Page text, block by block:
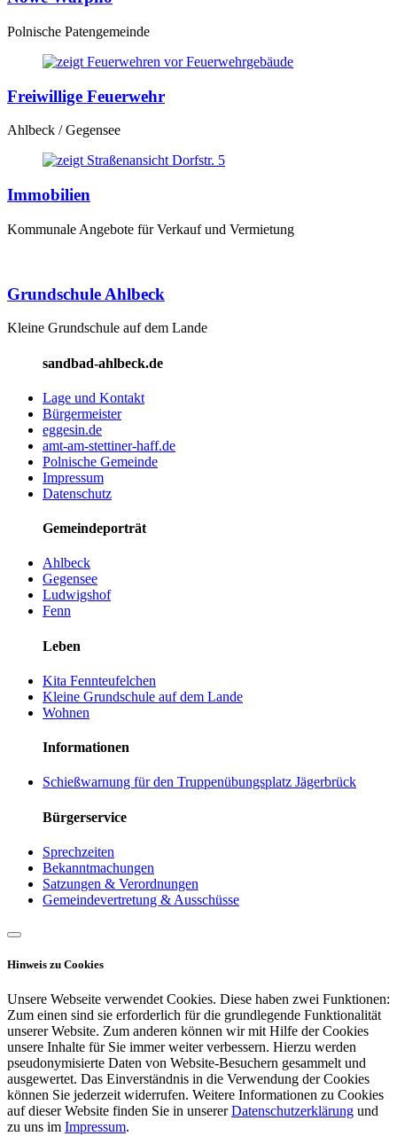
Polnische Patengemeinde
Freiwillige Feuerwehr
Ahlbeck / Gegensee
Immobilien
Kommunale Angebote für Verkauf und Vermietung
Grundschule Ahlbeck
Kleine Grundschule auf dem Lande
sandbad-ahlbeck.de
Lage und Kontakt
Bürgermeister
eggesin.de
amt-am-stettiner-haff.de
Polnische Gemeinde
Impressum
Datenschutz
Gemeindeporträt
Ahlbeck
Gegensee
Ludwigshof
Fenn
Leben
Kita Fennteufelchen
Kleine Grundschule auf dem Lande
Wohnen
Informationen
Schießwarnung für den Truppenübungsplatz Jägerbrück
Bürgerservice
Sprechzeiten
Bekanntmachungen
Satzungen & Verordnungen
Gemeindevertretung & Ausschüsse
Hinweis zu Cookies
Unsere Webseite verwendet Cookies. Diese haben zwei Funktionen:
Zum einen sind sie erforderlich für die grundlegende Funktionalität
unserer Website. Zum anderen können wir mit Hilfe der Cookies
unsere Inhalte für Sie immer weiter verbessern. Hierzu werden
pseudonymisierte Daten von Website-Besuchern gesammelt und
ausgewertet. Das Einverständnis in die Verwendung der Cookies
können Sie jederzeit widerrufen. Weitere Informationen zu Cookies
auf dieser Website finden Sie in unsererDatenschutzerklärung und
zu uns im Impressum.